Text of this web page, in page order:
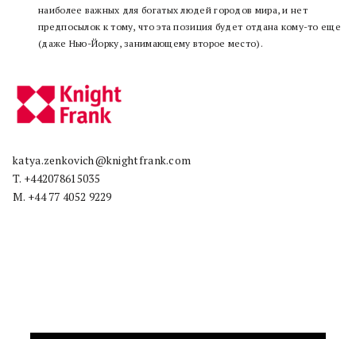
наиболее важных для богатых людей городов мира, и нет
предпосылок к тому, что эта позиция будет отдана кому-то еще
(даже Нью-Йорку, занимающему второе место).
katya.zenkovich@knightfrank.com
T. +442078615035
M. +44 77 4052 9229